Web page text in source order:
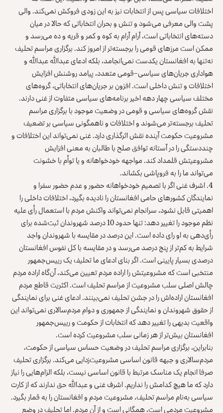
اختلافات سیاسی پس از انتخابات نیز به این زودی فروکش نمی‌کند. والی
پشت والی معرفی می‌شود و تنش و بحران انتخاباتی که حالا در میان
دسته‌های انتخاباتی است، آرام آرام به کوه و کمر و قریه و ده می‌رسد و
ممکن است مرزهای قومی را برجسته‌تر از امروز کند. برگزاری مراسم تحلیف
نه‌تنها به افغانستان یکدست نمی‌انجامد، بلکه ادعای عبدالله عبدالله و
هواداری جریان‌های سیاسی–قومی متعدد، پیامد روشنش افزایش
اختلافات و تنش داخلی است. افزون بر جریان‌های انتخاباتی، گروه‌های
مختلف سیاسی چهار دهه اخیر برنامه‌های سیاسی متفاوت از غنی دارند.
نقش گروه‌های سیاسی و قومی در وضعیت موجود با برگزاری مراسم
تحلیف برجسته‌تر می‌شوند و اختلافات و ناهمگونی سیاسی بر تضعیف
مشروعیت حکومت آینده نقش اثرگذاری دارد. غنی نمی‌تواند این اختلافات و
چنددستگی را در آستانه توافق صلح با طالبان به معنی افزایش
مشروعیتش قلمداد کند. مواجهه خودخواهانه و یا توأم با خشونت
می‌تواند ما را به فروپاشی بکشاند.
4. اشرف غنی اگر با تصمیم خودخواهانه حضور و عدم حضور سفرا و
نمایندگان کشورهای حامی افغانستان را نادیده بگیرد، اختلافات داخلی را
اهمیتی قابل نشود، سرانجام نمی‌تواند واکنش مردم با استعمال رأی علیه
نظم موجود را تغییر دهد: تنها حدود 10 درصد شهروندان ثبت‌شده برای
رأی‌دهی به او رای داده است. این درصد در مقایسه با شهروندان واجد
شرایط به کم‌تر از پنج درصد می‌رسد و در مقایسه با کل نفوس افغانستان
درصدی بسیار پایینی است. اگر بنای ادعای ما تحلیف یک رییس‌جمهور
منتخبی است که مشروعیتش را اراده مردم تعیین می‌کند، آن‌گاه اراده مردم
چالش اصلی سلب مشروعیت از مراسم تحلیف است. اکثریت قاطع مردم
افغانستان اراده‌اش را در جشن تحلیف نمی‌بینند. ادعای غنی برای نمایندگی
از حقوق شهروندان و نمایندگی از جمهوری و دوام مردم‌سالاری نمی‌تواند این
واقعیت بدیهی را تغییر دهد که انتخابات از حکومت و رییس‌جمهور
افغانستان بیش‌تر از هر زمانی سلب مشروعیت کرده است.
بنابراین، برگزاری مراسم تحلیف در وضعیت حساس سیاسی از حکومت،
مردم‌سالاری و جبهه قانون اساسی مشروعیت‌زدایی می‌کند. برگزاری تحلیف
صرفا انجام یک مناسک مرتبط با قانون اساسی نیست، بلکه الزام‌هایی را نیاز
دارد که ما هیچ کدامش را نداریم. اشرف غنی و عبدالله حق ندارند که از کارت
سیاسی به‌نام مراسم تحلیف، مشروعیت مردم و افغانستان را به قمار بگیرد.
مشروعیت مردمی است، همگانی است و از آن مردم. اما تحلیف در وضع